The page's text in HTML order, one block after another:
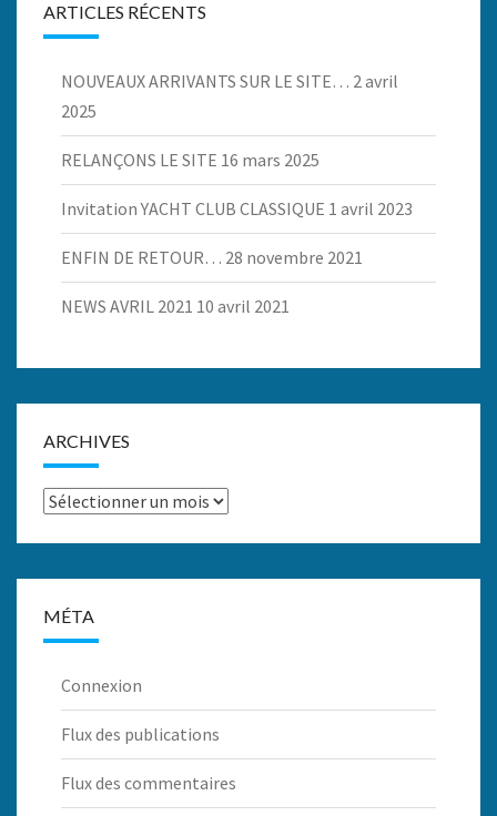
ARTICLES RÉCENTS
NOUVEAUX ARRIVANTS SUR LE SITE… 2 avril
2025
RELANÇONS LE SITE 16 mars 2025
Invitation YACHT CLUB CLASSIQUE 1 avril 2023
ENFIN DE RETOUR… 28 novembre 2021
NEWS AVRIL 2021 10 avril 2021
ARCHIVES
Archives
MÉTA
Connexion
Flux des publications
Flux des commentaires